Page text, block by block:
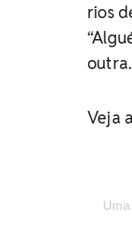
rios
outra.
Veja